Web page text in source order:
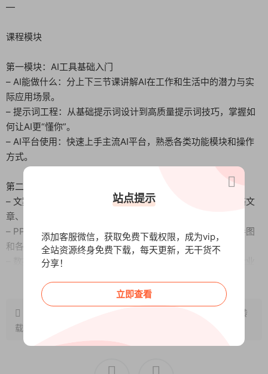
—
课程模块
第一模块：AI工具基础入门
– AI能做什么：分上下三节课讲解AI在工作和生活中的潜力与实
际应用场景。
– 提示词工程：从基础提示词设计到高质量提示词技巧，掌握如
何让AI更“懂你”。
– AI平台使用：快速上手主流AI平台，熟悉各类功能模块和操作
方式。
第二模块：AI在办公中的应用
– 文案与文章创作：学习如何用AI撰写短视频脚本、爆款网络文
章、微博文案、营销活动策划方案等内容。
– PPT与图表制作：快速生成高质量PPT，利用AI制作思维导图
和各类图表，呈现复杂信息。
– 数据分析：掌握AI在数据统计与分析中的强大功能，帮助企业
第三模块：AI创意与内容生成
– AI绘画：从基础到进阶，学习AI绘画的提示词设置、智能画布
操作，以及高质量绘画技巧。
换，同时生成原创背景音乐。
，转
载请注明出处~~~
站点提示
添加客服微信，获取免费下载权限，成为vip，
全站资源终身免费下载，每天更新，无干货不
分享！
立即查看